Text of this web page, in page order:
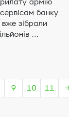
армію
банку
зібрали
...
9 10 11